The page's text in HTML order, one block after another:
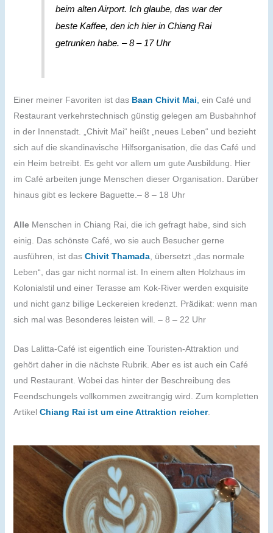
beim alten Airport. Ich glaube, das war der
beste Kaffee, den ich hier in Chiang Rai
getrunken habe. – 8 – 17 Uhr
Einer meiner Favoriten ist das Baan Chivit Mai, ein Café und
Restaurant verkehrstechnisch günstig gelegen am Busbahnhof
in der Innenstadt. „Chivit Mai“ heißt „neues Leben“ und bezieht
sich auf die skandinavische Hilfsorganisation, die das Café und
ein Heim betreibt. Es geht vor allem um gute Ausbildung. Hier
im Café arbeiten junge Menschen dieser Organisation. Darüber
hinaus gibt es leckere Baguette.– 8 – 18 Uhr
AlleMenschen in Chiang Rai, die ich gefragt habe, sind sich
einig. Das schönste Café, wo sie auch Besucher gerne
ausführen, ist das Chivit Thamada, übersetzt „das normale
Leben“, das gar nicht normal ist. In einem alten Holzhaus im
Kolonialstil und einer Terasse am Kok-River werden exquisite
und nicht ganz billige Leckereien kredenzt. Prädikat: wenn man
sich mal was Besonderes leisten will. – 8 – 22 Uhr
Das Lalitta-Café ist eigentlich eine Touristen-Attraktion und
gehört daher in die nächste Rubrik. Aber es ist auch ein Café
und Restaurant. Wobei das hinter der Beschreibung des
Feendschungels vollkommen zweitrangig wird. Zum kompletten
Artikel Chiang Rai ist um eine Attraktion reicher.